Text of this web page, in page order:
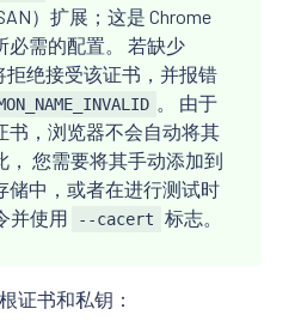
）扩展；这是 Chrome
必需的配置。 若缺少
拒绝接受该证书，并报错
。 由于
书，浏览器不会自动将其
， 您需要将其手动添加到
储中，或者在进行测试时
并使用 --cacert 标志。
证书和私钥：